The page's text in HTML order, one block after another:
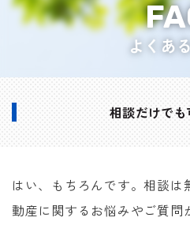
よくあ
相談だけで
はい、もちろんです。相談
動産に関するお悩みやご質